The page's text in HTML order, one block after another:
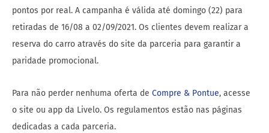
pontos por real. A campanha é válida até domingo (22) para
retiradas de 16/08 a 02/09/2021. Os clientes devem realizar a
reserva do carro através do site da parceria para garantir a
paridade promocional.
Para não perder nenhuma oferta de Compre & Pontue, acesse
o site ou app da Livelo. Os regulamentos estão nas páginas
dedicadas a cada parceria.